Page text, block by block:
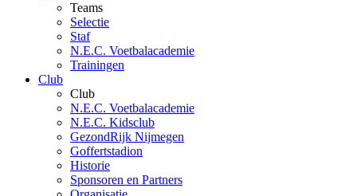
Teams
Selectie
Staf
N.E.C. Voetbalacademie
Trainingen
Club
Club
N.E.C. Voetbalacademie
N.E.C. Kidsclub
GezondRijk Nijmegen
Goffertstadion
Historie
Sponsoren en Partners